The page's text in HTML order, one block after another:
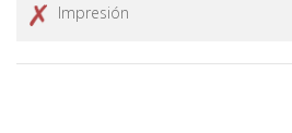
Impresión